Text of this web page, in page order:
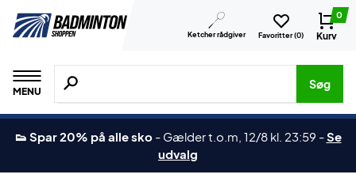
Ketcher rådgiver Favoritter (0)
0
Kurv
MENU
Søg efter produkter, mærker etc.
Søg
👟 Spar 20% på alle sko - Gælder t.o.m, 12/8 kl. 23:59 -Se
udvalg